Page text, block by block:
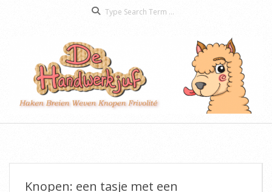
De
Menu
Knopen: een tasje met een